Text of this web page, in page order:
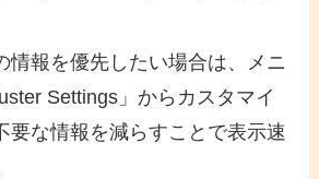
情報を優先したい場合は、メニ
Settings」からカスタマイ
要な情報を減らすことで表示速